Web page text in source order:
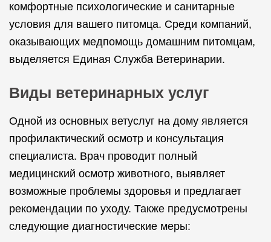
Лечение шиншилл Лечение ежей
Лечение белок Лечение агам
Лечение черепах
комфортные психологические и санитарные
условия для вашего питомца. Среди компаний,
оказывающих медпомощь домашним питомцам,
выделяется Единая Служба Ветеринарии.
Виды ветеринарных услуг
Одной из основных ветуслуг на дому является
профилактический осмотр и консультация
специалиста. Врач проводит полный
медицинский осмотр животного, выявляет
возможные проблемы здоровья и предлагает
рекомендации по уходу. Также предусмотрены
следующие диагностические меры: